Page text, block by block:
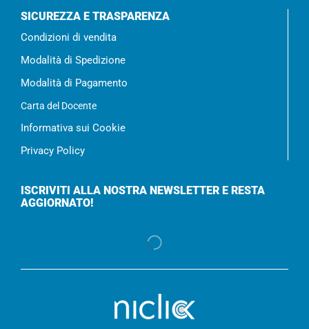
SICUREZZA E TRASPARENZA
Condizioni di vendita
Modalità di Spedizione
Modalità di Pagamento
Carta del Docente
Informativa sui Cookie
Privacy Policy
ISCRIVITI ALLA NOSTRA NEWSLETTER E RESTA
AGGIORNATO!